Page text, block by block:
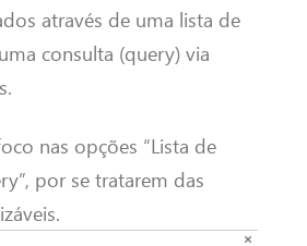
através de uma lista de
consulta (query) via
nas opções “Lista de
por se tratarem das